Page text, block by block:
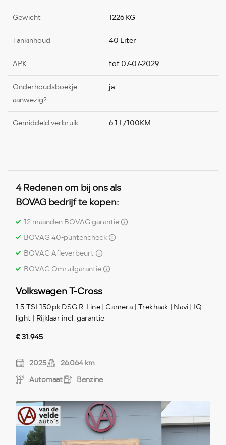
Gewicht 1226 KG
Tankinhoud 40 Liter
APK tot 07-07-2029
Onderhoudsboekje
aanwezig?
ja
Gemiddeld verbruik 6.1 L/100KM
4 Redenen om bij ons als
BOVAG bedrijf te kopen:
12 maanden BOVAG garantie
BOVAG 40-puntencheck
BOVAG Afleverbeurt
BOVAG Omruilgarantie
Volkswagen T-Cross
1.5 TSI 150pk DSG R-Line | Camera | Trekhaak | Navi | IQ
light | Rijklaar incl. garantie
€ 31.945
2025
26.064 km
Automaat
Benzine